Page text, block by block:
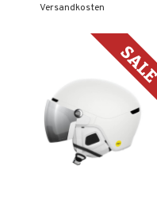
Versandkosten